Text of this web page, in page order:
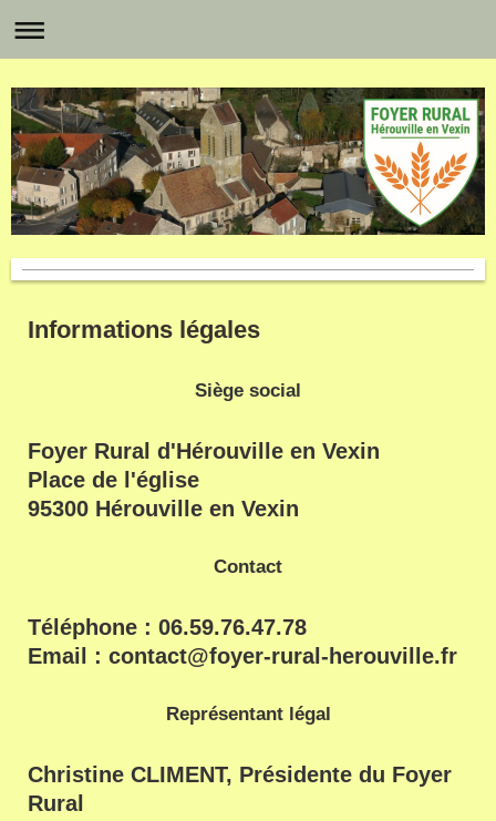
Informations légales
Siège social
Foyer Rural d'Hérouville en Vexin
Place de l'église
95300 Hérouville en Vexin
Contact
Téléphone : 06.59.76.47.78
Email : contact@foyer-rural-herouville.fr
Représentant légal
Christine CLIMENT, Présidente du Foyer
Rural